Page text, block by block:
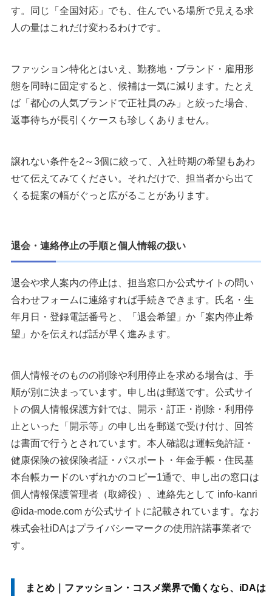
す。同じ「全国対応」でも、住んでいる場所で見える求
人の量はこれだけ変わるわけです。
ファッション特化とはいえ、勤務地・ブランド・雇用形
態を同時に固定すると、候補は一気に減ります。たとえ
ば「都心の人気ブランドで正社員のみ」と絞った場合、
返事待ちが長引くケースも珍しくありません。
譲れない条件を2～3個に絞って、入社時期の希望もあわ
せて伝えてみてください。それだけで、担当者から出て
くる提案の幅がぐっと広がることがあります。
退会・連絡停止の手順と個人情報の扱い
退会や求人案内の停止は、担当窓口か公式サイトの問い
合わせフォームに連絡すれば手続きできます。氏名・生
年月日・登録電話番号と、「退会希望」か「案内停止希
望」かを伝えれば話が早く進みます。
個人情報そのものの削除や利用停止を求める場合は、手
順が別に決まっています。申し出は郵送です。公式サイ
トの個人情報保護方針では、開示・訂正・削除・利用停
止といった「開示等」の申し出を郵送で受け付け、回答
は書面で行うとされています。本人確認は運転免許証・
健康保険の被保険者証・パスポート・年金手帳・住民基
本台帳カードのいずれかのコピー1通で、申し出の窓口は
個人情報保護管理者（取締役）、連絡先として info-kanri
@ida-mode.com が公式サイトに記載されています。なお
株式会社iDAはプライバシーマークの使用許諾事業者で
す。
まとめ｜ファッション・コスメ業界で働くなら、iDAは